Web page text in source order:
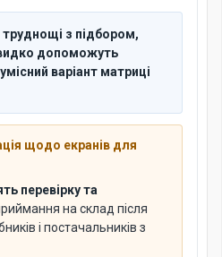
з підбором,
допоможуть
варіант матриці
щодо екранів для
перевірку та
на склад після
і постачальників з